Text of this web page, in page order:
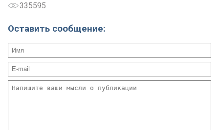
335595
Оставить сообщение: